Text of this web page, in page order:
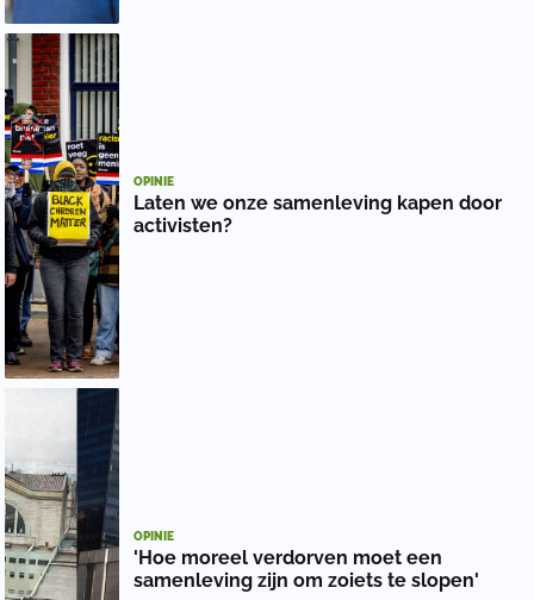
OPINIE
Laten we onze samenleving kapen door
activisten?
OPINIE
'Hoe moreel verdorven moet een
samenleving zijn om zoiets te slopen'